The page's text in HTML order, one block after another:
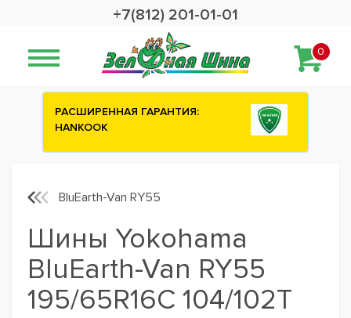
+7(812) 201-01-01
0
РАСШИРЕННАЯ ГАРАНТИЯ:
HANKOOK
Сashback 2500
шины ATTAR
BluEarth-Van RY55
Шины Yokohama
BluEarth-Van RY55
195/65R16C 104/102T